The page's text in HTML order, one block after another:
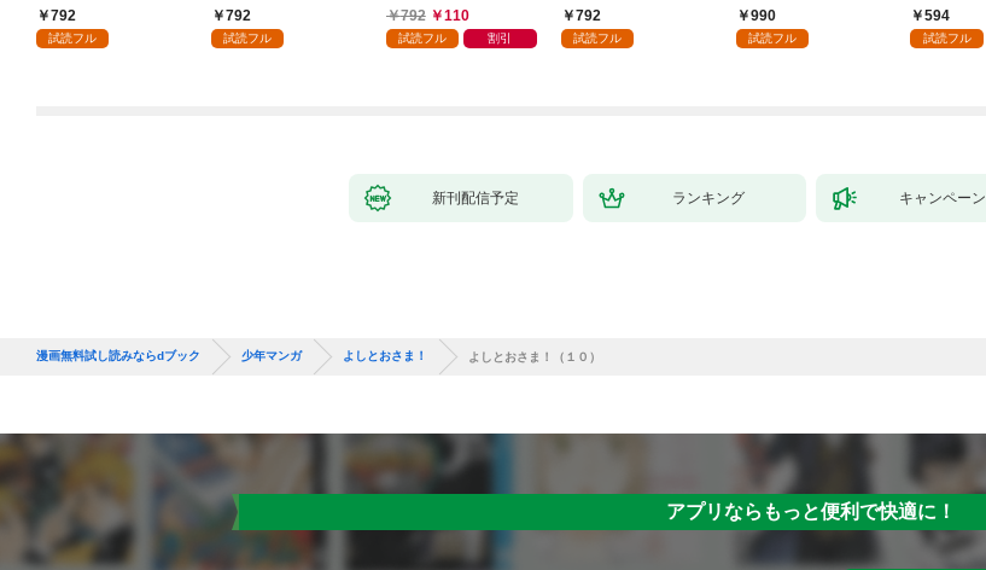
792
試読フル
かけたがギフト『無限
ガチャ』でレベル９９
792
試読フル
792
110
試読フル 割引
領地を爆速で開拓し最
強の村を作ってしまう
792
試読フル
められた～【単行本】
（１）
990
試読フル
594
試読フル
新刊配信予定 ランキング キャンペーン
漫画無料試し読みならdブック 少年マンガ よしとおさま！ よしとおさま！（１０）
アプリならもっと便利で快適に！